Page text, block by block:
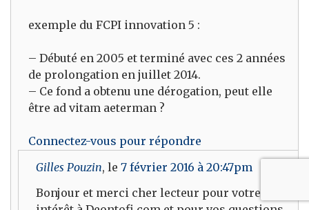
exemple du FCPI innovation 5 :
– Débuté en 2005 et terminé avec ces 2 années
de prolongation en juillet 2014.
– Ce fond a obtenu une dérogation, peut elle
être ad vitam aeterman ?
Connectez-vous pour répondre
Gilles Pouzin, le 7 février 2016 à 20:47pm
Bonjour et merci cher lecteur pour votre